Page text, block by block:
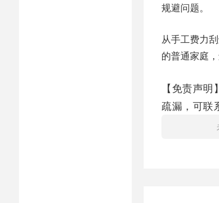
规避问题。
从手工费力
的普通家庭
【免责声
疏漏，可联